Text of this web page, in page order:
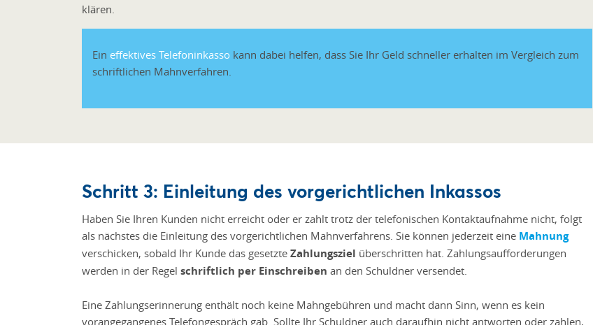
klären.
Ein effektives Telefoninkasso kann dabei helfen, dass Sie Ihr Geld schneller erhalten im Vergleich zum
schriftlichen Mahnverfahren.
Schritt 3: Einleitung des vorgerichtlichen Inkassos
Haben Sie Ihren Kunden nicht erreicht oder er zahlt trotz der telefonischen Kontaktaufnahme nicht, folgt
als nächstes die Einleitung des vorgerichtlichen Mahnverfahrens. Sie können jederzeit eine Mahnung
verschicken, sobald Ihr Kunde das gesetzte Zahlungsziel überschritten hat. Zahlungsaufforderungen
werden in der Regel schriftlich per Einschreiben an den Schuldner versendet.
Eine Zahlungserinnerung enthält noch keine Mahngebühren und macht dann Sinn, wenn es kein
vorangegangenes Telefongespräch gab. Sollte Ihr Schuldner auch daraufhin nicht antworten oder zahlen,